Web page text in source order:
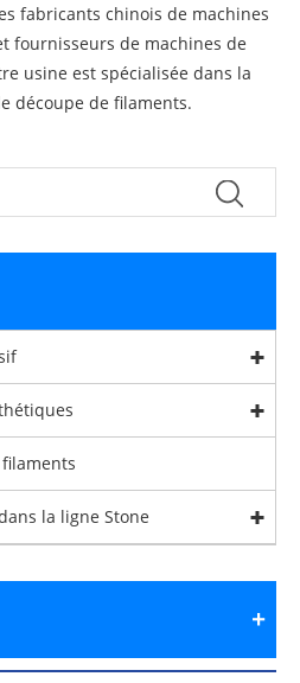
fabricants chinois de machines
fournisseurs de machines de
usine est spécialisée dans la
découpe de filaments.
la ligne Stone